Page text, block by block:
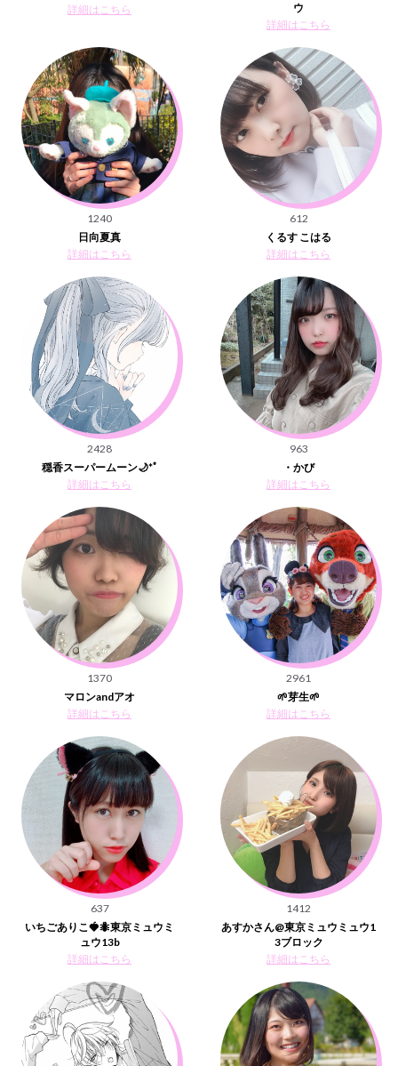
詳細はこちら
ウ
詳細はこちら
1240
日向夏真
詳細はこちら
612
くるす こはる
詳細はこちら
2428
穏香スーパームーン🌙*ﾟ
詳細はこちら
963
・かび
詳細はこちら
1370
マロンandアオ
詳細はこちら
2961
🌱芽生🌱
詳細はこちら
637
いちごありこ🍓🐜東京ミュウミ
ュウ13b
詳細はこちら
1412
あすかさん@東京ミュウミュウ1
3ブロック
詳細はこちら